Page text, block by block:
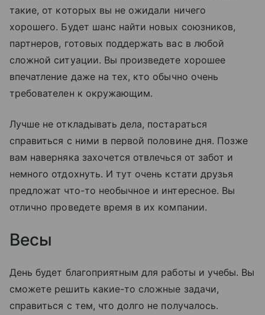
такие, от которых вы не ожидали ничего
хорошего. Будет шанс найти новых союзников,
партнеров, готовых поддержать вас в любой
сложной ситуации. Вы произведете хорошее
впечатление даже на тех, кто обычно очень
требователен к окружающим.
Лучше не откладывать дела, постараться
справиться с ними в первой половине дня. Позже
вам наверняка захочется отвлечься от забот и
немного отдохнуть. И тут очень кстати друзья
предложат что-то необычное и интересное. Вы
отлично проведете время в их компании.
Весы
День будет благоприятным для работы и учебы. Вы
сможете решить какие-то сложные задачи,
справиться с тем, что долго не получалось.